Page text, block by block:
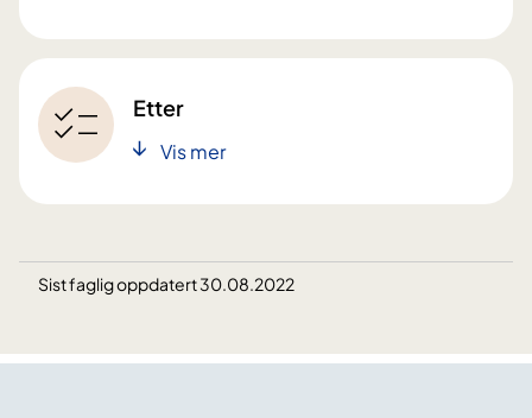
Etter
Vis mer
Sist faglig oppdatert 30.08.2022